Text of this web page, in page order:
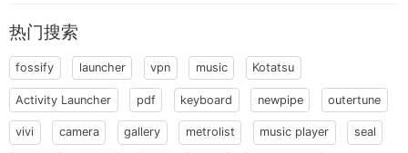
热门搜索
fossify launcher vpn music Kotatsu
Activity Launcher pdf keyboard newpipe outertune
vivi camera gallery metrolist music player seal